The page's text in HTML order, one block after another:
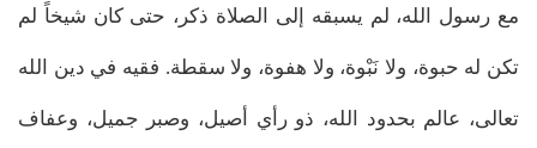
مع رسول الله، لم يسبقه إلى الصلاة ذكر، حتى كان شيخاً لم
تكن له حبوة، ولا نَبْوة، ولا هفوة، ولا سقطة. فقيه في دين الله
تعالى، عالم بحدود الله، ذو رأي أصيل، وصبر جميل، وعفاف